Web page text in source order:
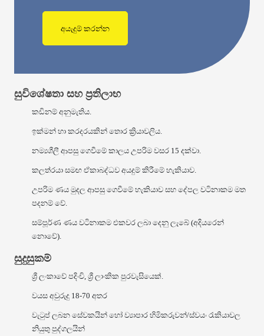
අයැදුම් කරන්න
සුවිශේෂතා සහ ප්‍රතිලාභ
කඩිනම් අනුමැතිය.
ඉක්මන් හා කරදරයකින් තොර ක්‍රියාවලිය.
නම්‍යශීලී ආපසු ගෙවීමේ කාලය උපරිම වසර 15 දක්වා.
කලත්රයා සමඟ ඒකාබද්ධව අයදුම් කිරීමේ හැකියාව.
උපරිම ණය මුදල ආපසු ගෙවීමේ හැකියාව සහ දේපල වටිනාකම මත
පදනම් වේ.
සම්පූර්ණ ණය වටිනාකම එකවර ලබා දෙනු ලැබේ (අදියරෙන්
නොවේ).
සුදුසුකම්
ශ්‍රී ලංකාවේ පදිංචි, ශ්‍රී ලාංකික පුරවැසියෙක්.
වයස අවුරුදු 18-70 අතර
වැටුප් ලබන සේවකයින් හෝ ව්‍යාපාර හිමිකරුවන්/ස්වයං රැකියාවල
නියුතු පුද්ගලයින්